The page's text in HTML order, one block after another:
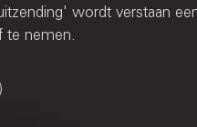
wordt verstaan
te nemen.